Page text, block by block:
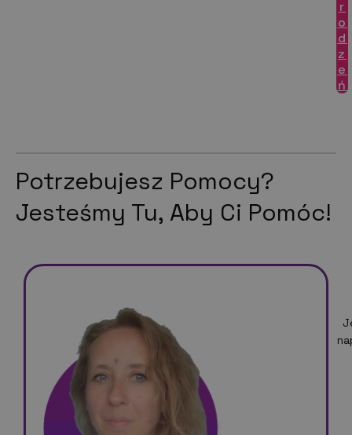
r
o
d
z
e
ń
Potrzebujesz Pomocy?
Jesteśmy Tu, Aby Ci Pomóc!